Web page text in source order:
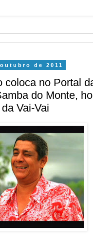
de 2011
coloca no Portal
do Monte,
Vai-Vai